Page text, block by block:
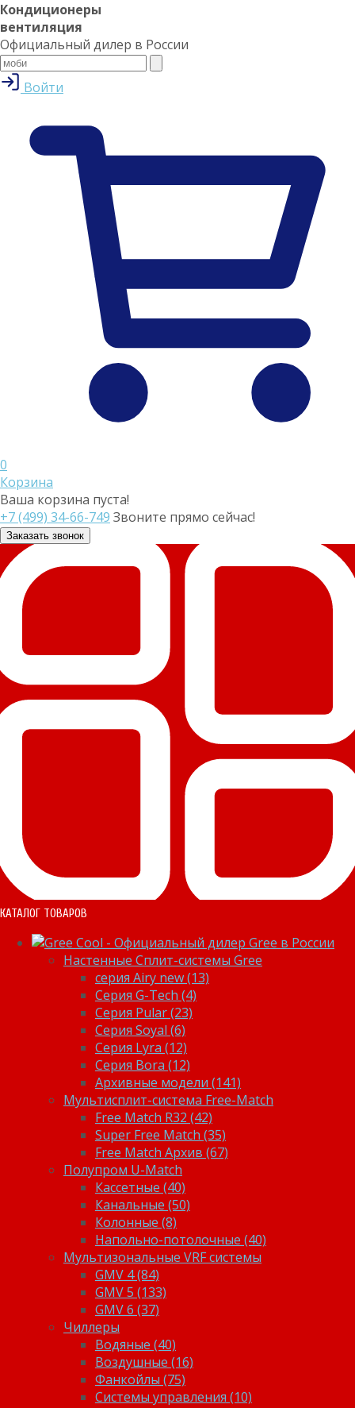
Кондиционеры
вентиляция
Официальный дилер в России
Войти
0
Корзина
Ваша корзина пуста!
+7 (499) 34-66-749 Звоните прямо сейчас!
Заказать звонок
КАТАЛОГ ТОВАРОВ
Настенные Сплит-системы Gree
серия Airy new (13)
Серия G-Tech (4)
Серия Pular (23)
Cерия Soyal (6)
Серия Lyra (12)
Серия Bora (12)
Архивные модели (141)
Мультисплит-система Free-Match
Free Match R32 (42)
Super Free Match (35)
Free Match Архив (67)
Полупром U-Match
Кассетные (40)
Канальные (50)
Колонные (8)
Напольно-потолочные (40)
Мультизональные VRF системы
GMV 4 (84)
GMV 5 (133)
GMV 6 (37)
Чиллеры
Водяные (40)
Воздушные (16)
Фанкойлы (75)
Системы управления (10)